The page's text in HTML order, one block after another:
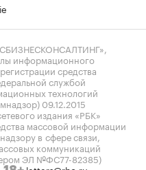
информационного
средства
службой
технологий
09.12.2015
издания «РБК»
массовой информации
в сфере связи,
коммуникаций
ЭЛ №ФС77-82385)